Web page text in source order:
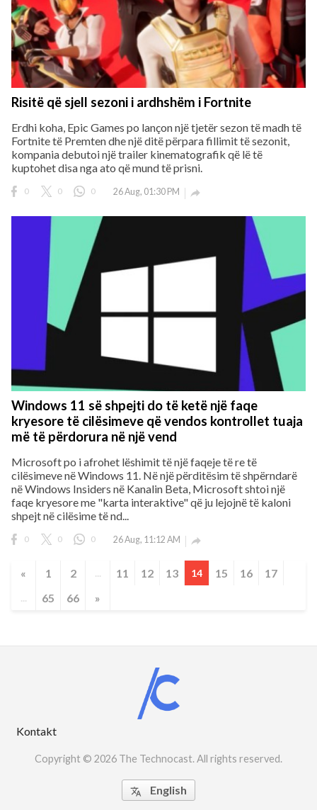
Risitë që sjell sezoni i ardhshëm i Fortnite
Erdhi koha, Epic Games po lançon një tjetër sezon të madh të
Fortnite të Premten dhe një ditë përpara fillimit të sezonit,
kompania debutoi një trailer kinematografik që lë të
kuptohet disa nga ato që mund të prisni.
0 0 0 26 Aug, 01:30 PM 
Windows 11 së shpejti do të ketë një faqe
kryesore të cilësimeve që vendos kontrollet tuaja
më të përdorura në një vend
Microsoft po i afrohet lëshimit të një faqeje të re të
cilësimeve në Windows 11. Në një përditësim të shpërndarë
në Windows Insiders në Kanalin Beta, Microsoft shtoi një
faqe kryesore me "karta interaktive" që ju lejojnë të kaloni
shpejt në cilësime të nd...
0 0 0 26 Aug, 11:12 AM 
« 1 2 ... 11 12 13 14 15 16 17
... 65 66 »
Kontakt
Copyright © 2026 The Technocast. All rights reserved.
 English